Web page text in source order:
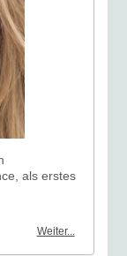
als erstes
Weiter...